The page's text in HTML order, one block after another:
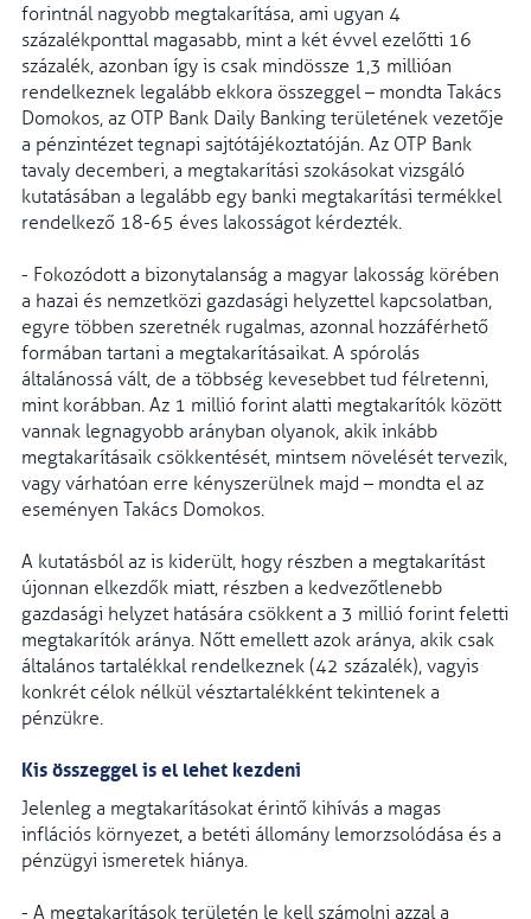
forintnál nagyobb megtakarítása, ami ugyan 4
százalékponttal magasabb, mint a két évvel ezelőtti 16
százalék, azonban így is csak mindössze 1,3 millióan
rendelkeznek legalább ekkora összeggel – mondta Takács
Domokos, az OTP Bank Daily Banking területének vezetője
a pénzintézet tegnapi sajtótájékoztatóján. Az OTP Bank
tavaly decemberi, a megtakarítási szokásokat vizsgáló
kutatásában a legalább egy banki megtakarítási termékkel
rendelkező 18-65 éves lakosságot kérdezték.
- Fokozódott a bizonytalanság a magyar lakosság körében
a hazai és nemzetközi gazdasági helyzettel kapcsolatban,
egyre többen szeretnék rugalmas, azonnal hozzáférhető
formában tartani a megtakarításaikat. A spórolás
általánossá vált, de a többség kevesebbet tud félretenni,
mint korábban. Az 1 millió forint alatti megtakarítók között
vannak legnagyobb arányban olyanok, akik inkább
megtakarításaik csökkentését, mintsem növelését tervezik,
vagy várhatóan erre kényszerülnek majd – mondta el az
eseményen Takács Domokos.
A kutatásból az is kiderült, hogy részben a megtakarítást
újonnan elkezdők miatt, részben a kedvezőtlenebb
gazdasági helyzet hatására csökkent a 3 millió forint feletti
megtakarítók aránya. Nőtt emellett azok aránya, akik csak
általános tartalékkal rendelkeznek (42 százalék), vagyis
konkrét célok nélkül vésztartalékként tekintenek a
pénzükre.
Kis összeggel is el lehet kezdeni
Jelenleg a megtakarításokat érintő kihívás a magas
inflációs környezet, a betéti állomány lemorzsolódása és a
pénzügyi ismeretek hiánya.
- A megtakarítások területén le kell számolni azzal a